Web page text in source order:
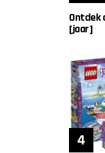
Ontdek
[jaar]